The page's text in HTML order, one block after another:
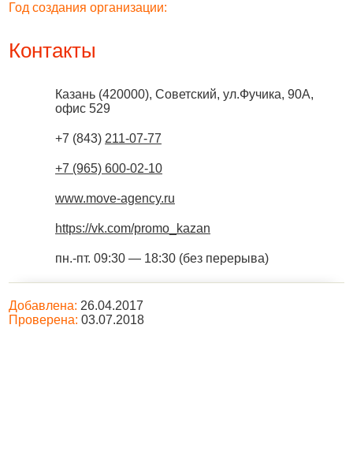
Год создания организации:
Контакты
Казань (420000), Советский, ул.Фучика, 90А,
офис 529
+7 (843) 211-07-77
+7 (965) 600-02-10
www.move-agency.ru
https://vk.com/promo_kazan
пн.-пт. 09:30 — 18:30 (без перерыва)
Добавлена: 26.04.2017
Проверена: 03.07.2018